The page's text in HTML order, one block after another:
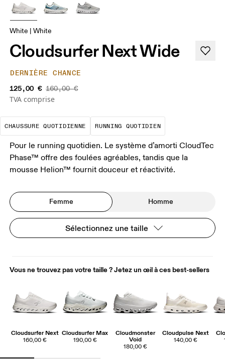
White | White
Cloudsurfer Next Wide
DERNIÈRE CHANCE
125,00 € 160,00 €
TVA comprise
CHAUSSURE QUOTIDIENNE
Le choix incontournable pour le
RUNNING QUOTIDIEN
Les runs
Pour le running quotidien. Le système d’amorti CloudTec
Phase™ offre des foulées agréables, tandis que la
mousse Helion™ fournit douceur et réactivité.
Femme Homme
Sélectionnez une taille
Vous ne trouvez pas votre taille ? Jetez un œil à ces best-sellers
Cloudsurfer Next
160,00 €
Cloudsurfer Max
190,00 €
Cloudmonster
Void
180,00 €
Cloudpulse Next
140,00 €